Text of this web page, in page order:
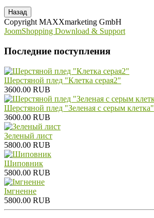
Copyright MAXXmarketing GmbH
JoomShopping Download & Support
Последние поступления
Шерстяной плед "Клетка серая2"
3600.00 RUB
Шерстяной плед "Зеленая с серым клетка"
3600.00 RUB
Зеленый лист
5800.00 RUB
Шиповник
5800.00 RUB
Iмгненне
5800.00 RUB